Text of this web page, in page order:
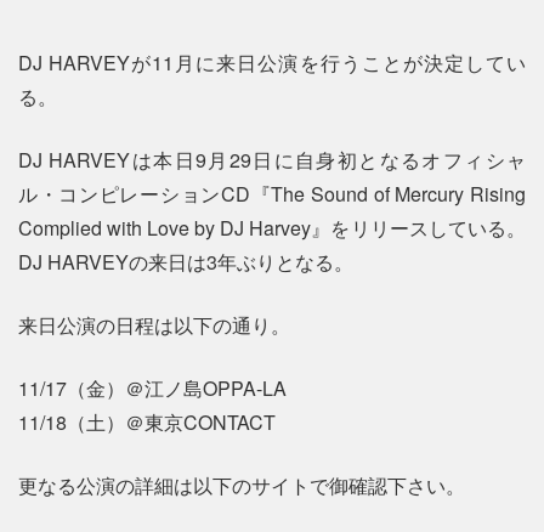
DJ HARVEYが11月に来日公演を行うことが決定してい
る。
DJ HARVEYは本日9月29日に自身初となるオフィシャ
ル・コンピレーションCD『The Sound of Mercury Rising
Complied with Love by DJ Harvey』をリリースしている。
DJ HARVEYの来日は3年ぶりとなる。
来日公演の日程は以下の通り。
11/17（金）＠江ノ島OPPA-LA
11/18（土）＠東京CONTACT
更なる公演の詳細は以下のサイトで御確認下さい。